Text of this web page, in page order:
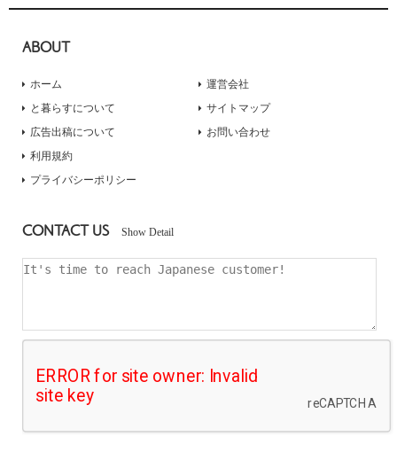
ABOUT
ホーム
と暮らすについて
広告出稿について
運営会社
サイトマップ
お問い合わせ
利用規約
プライバシーポリシー
CONTACT US Show Detail